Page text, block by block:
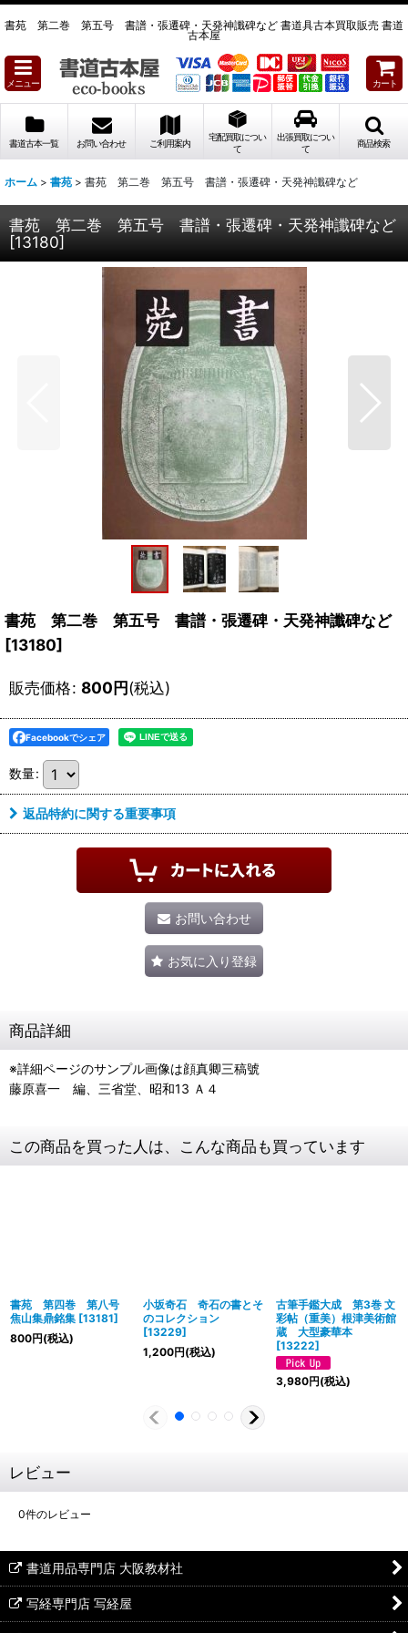
書苑 第二巻 第五号 書譜・張遷碑・天発神讖碑など 書道具古本買取販売 書道
古本屋
メニュー カート
書道古本一覧 お問い合わせ ご利用案内
宅配買取につい
て
出張買取につい
て
商品検索
ホーム > 書苑 > 書苑 第二巻 第五号 書譜・張遷碑・天発神讖碑など
書苑 第二巻 第五号 書譜・張遷碑・天発神讖碑など
[13180]
書苑 第二巻 第五号 書譜・張遷碑・天発神讖碑など
[13180]
販売価格: 800円(税込)
Facebookでシェア
数量:
返品特約に関する重要事項
お問い合わせ
お気に入り登録
商品詳細
※詳細ページのサンプル画像は顔真卿三稿號
藤原喜一 編、三省堂、昭和13 Ａ４
この商品を買った人は、こんな商品も買っています
書苑 第四巻 第八号
焦山集鼎銘集 [13181]
800円(税込)
小坂奇石 奇石の書とそ
のコレクション
[13229]
1,200円(税込)
古筆手鑑大成 第3巻 文
彩帖（重美）根津美術館
蔵 大型豪華本
[13222]
3,980円(税込)
レビュー
0件のレビュー
書道用品専門店 大阪教材社
写経専門店 写経屋